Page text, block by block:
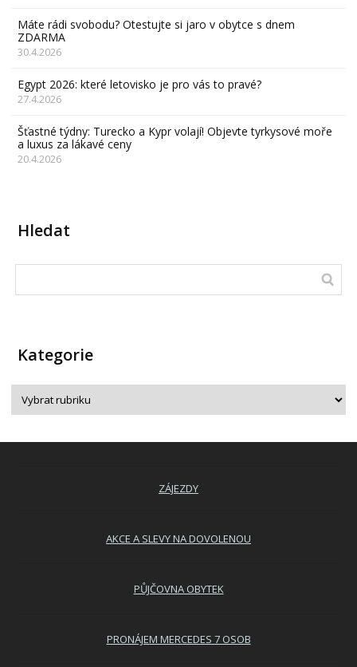
Máte rádi svobodu? Otestujte si jaro v obytce s dnem
ZDARMA
30.4.2026
Egypt 2026: které letovisko je pro vás to pravé?
27.4.2026
Šťastné týdny: Turecko a Kypr volají! Objevte tyrkysové moře
a luxus za lákavé ceny
20.4.2026
Hledat
Kategorie
ZÁJEZDY
AKCE A SLEVY NA DOVOLENOU
PŮJČOVNA OBYTEK
PRONÁJEM MERCEDES 7 OSOB